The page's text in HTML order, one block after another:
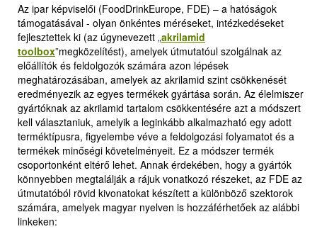
Az ipar képviselői (FoodDrinkEurope, FDE) – a hatóságok
támogatásával - olyan önkéntes méréseket, intézkedéseket
fejlesztettek ki (az úgynevezett „akrilamid
toolbox”megközelítést), amelyek útmutatóul szolgálnak az
előállítók és feldolgozók számára azon lépések
meghatározásában, amelyek az akrilamid szint csökkenését
eredményezik az egyes termékek gyártása során. Az élelmiszer
gyártóknak az akrilamid tartalom csökkentésére azt a módszert
kell választaniuk, amelyik a leginkább alkalmazható egy adott
terméktípusra, figyelembe véve a feldolgozási folyamatot és a
termékek minőségi követelményeit. Ez a módszer termék
csoportonként eltérő lehet. Annak érdekében, hogy a gyártók
könnyebben megtalálják a rájuk vonatkozó részeket, az FDE az
útmutatóból rövid kivonatokat készített a különböző szektorok
számára, amelyek magyar nyelven is hozzáférhetőek az alábbi
linkeken: